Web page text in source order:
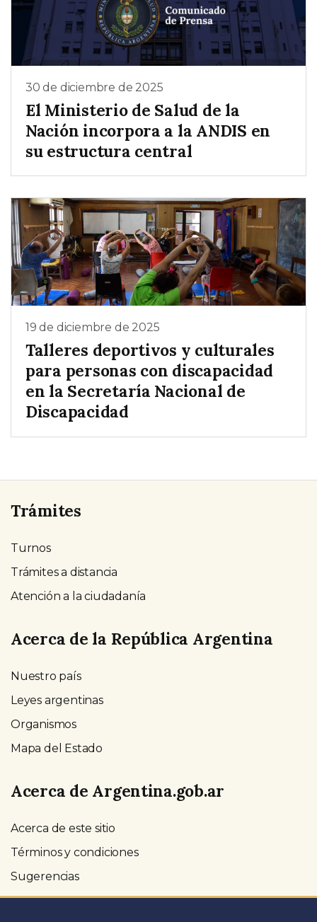
30 de diciembre de 2025
El Ministerio de Salud de la
Nación incorpora a la ANDIS en
su estructura central
19 de diciembre de 2025
Talleres deportivos y culturales
para personas con discapacidad
en la Secretaría Nacional de
Discapacidad
Trámites
Turnos
Trámites a distancia
Atención a la ciudadanía
Acerca de la República Argentina
Nuestro país
Leyes argentinas
Organismos
Mapa del Estado
Acerca de Argentina.gob.ar
Acerca de este sitio
Términos y condiciones
Sugerencias